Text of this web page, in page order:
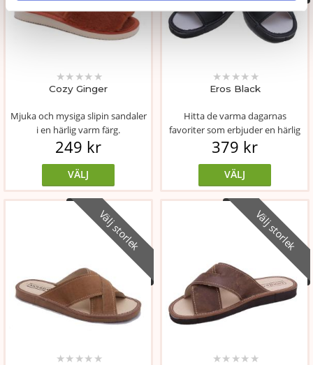
Cozy Ginger
★★ ★★ ★
Mjuka och mysiga slipin sandaler
i en härlig varm färg.
249 kr
VÄLJ
Eros Black
★★ ★★ ★
Hitta de varma dagarnas
favoriter som erbjuder en härlig
bekvämlighe...
379 kr
VÄLJ
Välj storlek
★★ ★★ ★
Välj storlek
★★ ★★ ★